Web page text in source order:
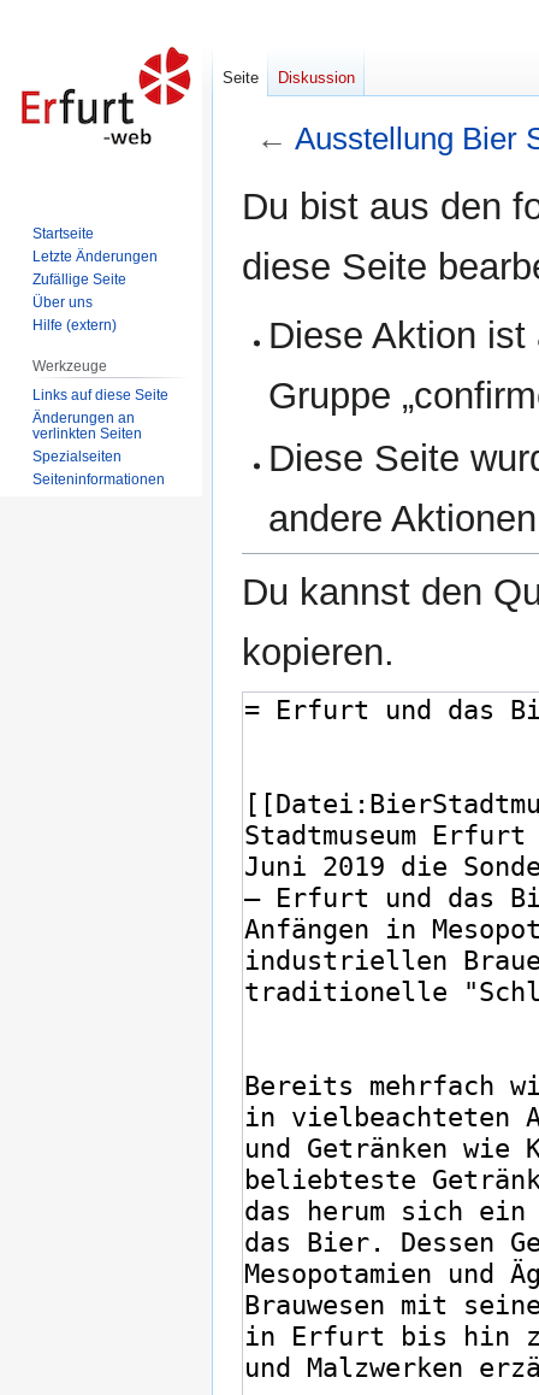
← Ausstellung Bier
Zur
Navigation
Zur
Suche
Du bist aus den
diese Seite
Diese Aktion
Gruppe
Diese Seite
andere
Du kannst den
kopieren.
Seite Diskussion
Startseite
Letzte Änderungen
Zufällige Seite
Über uns
Hilfe (extern)
Werkzeuge
Links auf diese Seite
Änderungen an
verlinkten Seiten
Spezialseiten
Seiten­informationen